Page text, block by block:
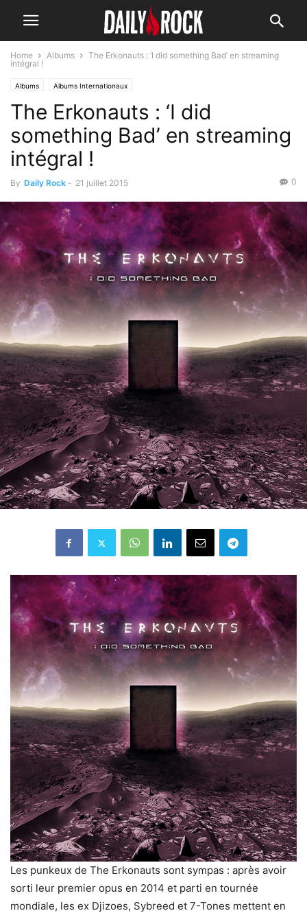
Home Albums
The Erkonauts : ‘I did something Bad’ en streaming
intégral !
Albums Albums Internationaux
The Erkonauts : ‘I did
something Bad’ en streaming
intégral !
By Daily Rock - 21 juillet 2015 0
Les punkeux de The Erkonauts sont sympas : après avoir
sorti leur premier opus en 2014 et parti en tournée
mondiale, les ex Djizoes, Sybreed et 7-Tones mettent en